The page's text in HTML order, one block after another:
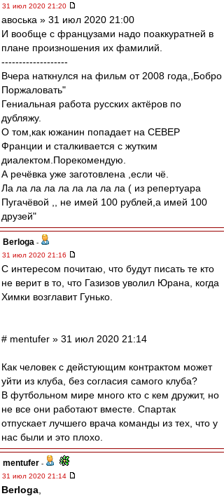
31 июл 2020 21:20
авоська » 31 июл 2020 21:00
И вообще с французами надо поаккуратней в
плане произношения их фамилий.
-------------------
Вчера наткнулся на фильм от 2008 года,,Бобро
Поржаловать"
Гениальная работа русских актёров по
дубляжу.
О том,как южанин попадает на СЕВЕР
Франции и сталкивается с жутким
диалектом.Порекомендую.
А речёвка уже заготовлена ,если чё.
Ла ла ла ла ла ла ла ла ла ( из репертуара
Пугачёвой ,, не имей 100 рублей,а имей 100
друзей"
Berloga -
31 июл 2020 21:16
С интересом почитаю, что будут писать те кто
не верит в то, что Газизов уволил Юрана, когда
Химки возглавит Гунько.
# mentufer » 31 июл 2020 21:14
Как человек с дейстующим контрактом может
уйти из клуба, без согласия самого клуба?
В футбольном мире много кто с кем дружит, но
не все они работают вместе. Спартак
отпускает лучшего врача команды из тех, что у
нас были и это плохо.
mentufer -
31 июл 2020 21:14
Berloga